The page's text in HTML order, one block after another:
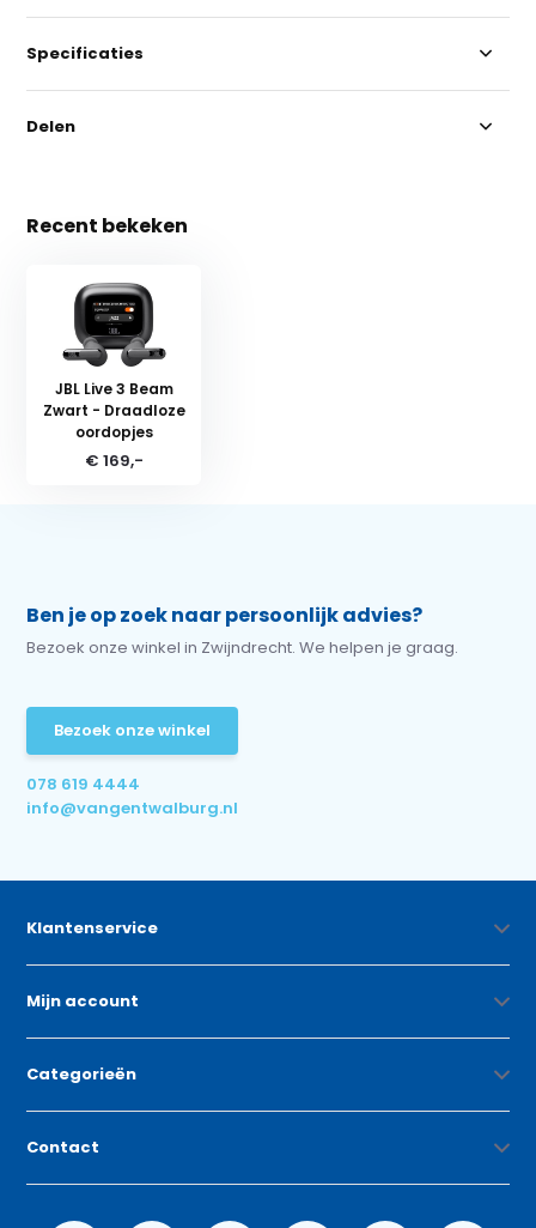
Specificaties
Delen
Recent bekeken
JBL Live 3 Beam
Zwart - Draadloze
oordopjes
€ 169,-
Ben je op zoek naar persoonlijk advies?
Bezoek onze winkel in Zwijndrecht. We helpen je graag.
Bezoek onze winkel
078 619 4444
info@vangentwalburg.nl
Klantenservice
Mijn account
Categorieën
Contact